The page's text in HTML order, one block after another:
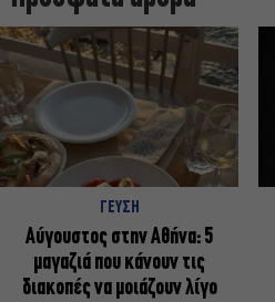
ΓΕΥΣΗ
Αύγουστος στην Αθήνα: 5
μαγαζιά που κάνουν τις
διακοπές να μοιάζουν λίγο